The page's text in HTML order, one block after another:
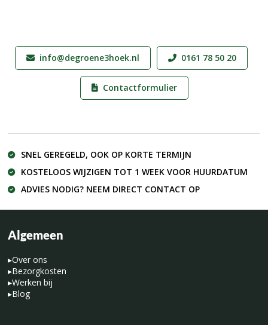
info@degroene3hoek.nl 0161 78 50 20
Contactformulier
SNEL GEREGELD, OOK OP KORTE TERMIJN
KOSTELOOS WIJZIGEN TOT 1 WEEK VOOR HUURDATUM
ADVIES NODIG? NEEM DIRECT CONTACT OP
Algemeen
▸Over ons
▸Bezorgkosten
▸Werken bij
▸Blog